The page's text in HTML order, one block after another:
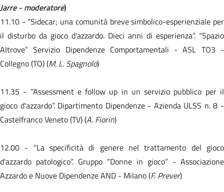
Jarre - moderatore)
11.10 - “Sidecar; una comunità breve simbolico-esperienziale per
il disturbo da gioco d'azzardo. Dieci anni di esperienza”. “Spazio
Altrove” Servizio Dipendenze Comportamentali - ASL TO3 -
Collegno (TO) (M. L. Spagnolo)
11.35 - “Assessment e follow up in un servizio pubblico per il
gioco d'azzardo”. Dipartimento Dipendenze - Azienda ULSS n. 8 -
Castelfranco Veneto (TV) (A. Fiorin)
12.00 - “La specificità di genere nel trattamento del gioco
d'azzardo patologico”. Gruppo “Donne in gioco” - Associazione
Azzardo e Nuove Dipendenze AND - Milano (F. Prever)